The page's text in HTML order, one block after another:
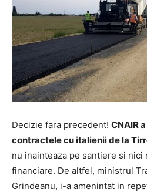
Decizie fara precedent! CNAIR
contractele cu italienii de la
nu inainteaza pe santiere si nici
financiare. De altfel, ministrul
Grindeanu, i-a amenintat in